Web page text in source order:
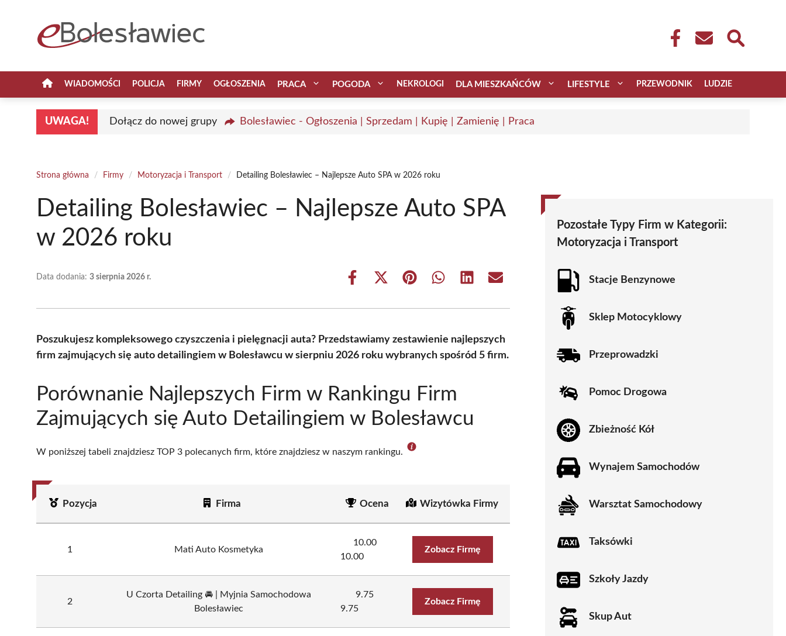
WIADOMOŚCI POLICJA FIRMY OGŁOSZENIA PRACA POGODA NEKROLOGI DLA MIESZKAŃCÓW LIFESTYLE PRZEWODNIK LUDZIE
UWAGA! Dołącz do nowej grupy Bolesławiec - Ogłoszenia | Sprzedam | Kupię | Zamienię | Praca
Strona główna / Firmy / Motoryzacja i Transport / Detailing Bolesławiec – Najlepsze Auto SPA w 2026 roku
Detailing Bolesławiec – Najlepsze Auto SPA
w 2026 roku
Data dodania: 3 sierpnia 2026 r.
Share
Share
(Twitter)
Share Share Share Share
Poszukujesz kompleksowego czyszczenia i pielęgnacji auta? Przedstawiamy zestawienie najlepszych
firm zajmujących się auto detailingiem w Bolesławcu w sierpniu 2026 roku wybranych spośród 5 firm.
Porównanie Najlepszych Firm w Rankingu Firm
Zajmujących się Auto Detailingiem w Bolesławcu
W poniższej tabeli znajdziesz TOP 3 polecanych firm, które znajdziesz w naszym rankingu.
Pozycja Firma Ocena Wizytówka Firmy
1 Mati Auto Kosmetyka
10.00
10.00
Zobacz Firmę
2
U Czorta Detailing 🚘 | Myjnia Samochodowa
Bolesławiec
9.75
9.75
Zobacz Firmę
Pozostałe Typy Firm w Kategorii:
Motoryzacja i Transport
Stacje Benzynowe
Sklep Motocyklowy
Przeprowadzki
Pomoc Drogowa
Zbieżność Kół
Wynajem Samochodów
Warsztat Samochodowy
Taksówki
Szkoły Jazdy
Skup Aut